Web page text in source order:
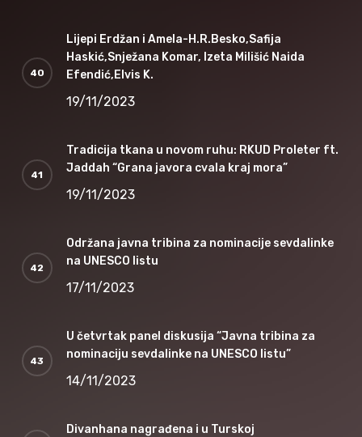
Lijepi Erdžan i Amela-H.R.Besko,Safija
Haskić,Snježana Komar, Izeta Milišić Naida
Efendić,Elvis K.
19/11/2023
Tradicija tkana u novom ruhu: RKUD Proleter ft.
Jaddah “Grana javora cvala kraj mora”
19/11/2023
Održana javna tribina za nominacije sevdalinke
na UNESCO listu
17/11/2023
U četvrtak panel diskusija “Javna tribina za
nominaciju sevdalinke na UNESCO listu”
14/11/2023
Divanhana nagrađena i u Turskoj